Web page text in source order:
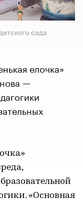
сада
елочка»
—
«Основная